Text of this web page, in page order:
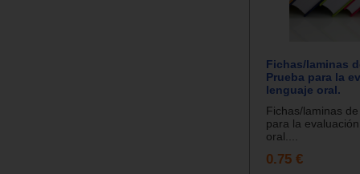
Fichas/laminas
Prueba para la
lenguaje oral.
Fichas/laminas
para la
oral....
0.75 €